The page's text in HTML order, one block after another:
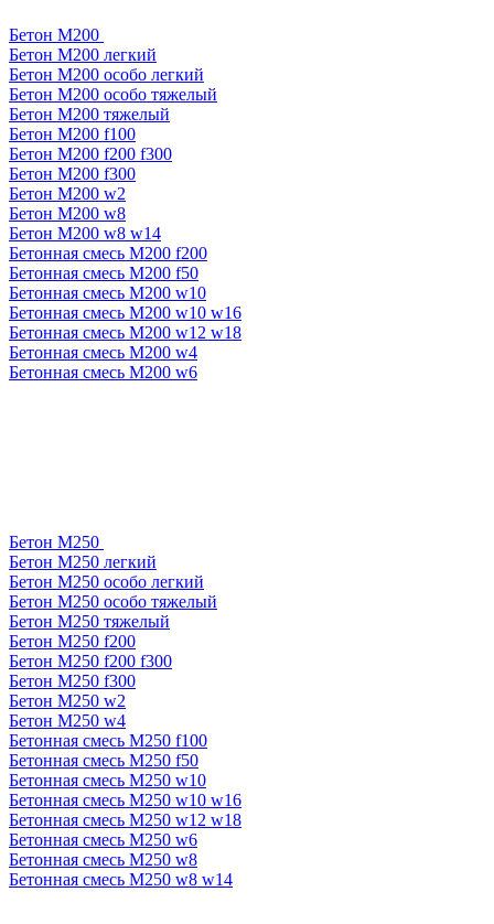
Бетон М200
Бетон М200 легкий
Бетон М200 особо легкий
Бетон М200 особо тяжелый
Бетон М200 тяжелый
Бетон М200 f100
Бетон М200 f200 f300
Бетон М200 f300
Бетон М200 w2
Бетон М200 w8
Бетон М200 w8 w14
Бетонная смесь М200 f200
Бетонная смесь М200 f50
Бетонная смесь М200 w10
Бетонная смесь М200 w10 w16
Бетонная смесь М200 w12 w18
Бетонная смесь М200 w4
Бетонная смесь М200 w6
Бетон М250
Бетон М250 легкий
Бетон М250 особо легкий
Бетон М250 особо тяжелый
Бетон М250 тяжелый
Бетон М250 f200
Бетон М250 f200 f300
Бетон М250 f300
Бетон М250 w2
Бетон М250 w4
Бетонная смесь М250 f100
Бетонная смесь М250 f50
Бетонная смесь М250 w10
Бетонная смесь М250 w10 w16
Бетонная смесь М250 w12 w18
Бетонная смесь М250 w6
Бетонная смесь М250 w8
Бетонная смесь М250 w8 w14